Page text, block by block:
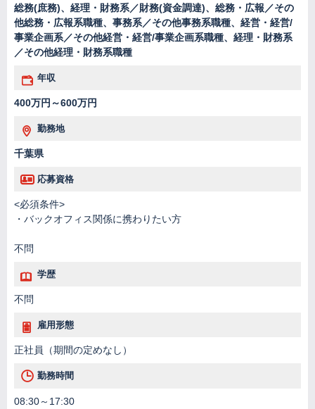
総務(庶務)、経理・財務系／財務(資金調達)、総務・広報／その
他総務・広報系職種、事務系／その他事務系職種、経営・経営/
事業企画系／その他経営・経営/事業企画系職種、経理・財務系
／その他経理・財務系職種
年収
400万円～600万円
勤務地
千葉県
応募資格
<必須条件>
・バックオフィス関係に携わりたい方
不問
学歴
不問
雇用形態
正社員（期間の定めなし）
勤務時間
08:30～17:30